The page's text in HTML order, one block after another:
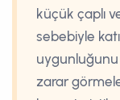
küçük çaplı
sebebiyle
zarar